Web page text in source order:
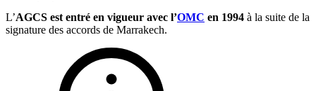
L’AGCS est entré en vigueur avec l’OMC en 1994 à la suite de la
signature des accords de Marrakech.